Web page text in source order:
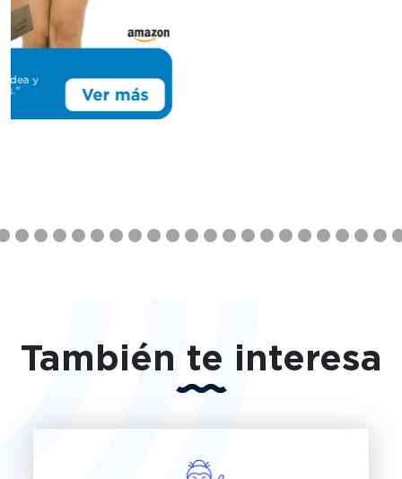
También te interesa